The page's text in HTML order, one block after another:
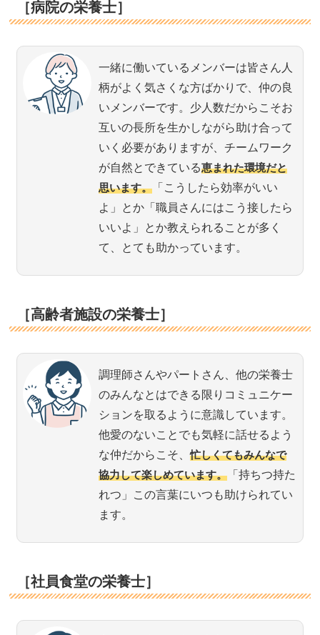
［病院の栄養士］
一緒に働いているメンバーは皆さん人
柄がよく気さくな方ばかりで、仲の良
いメンバーです。少人数だからこそお
互いの長所を生かしながら助け合って
いく必要がありますが、チームワーク
が自然とできている恵まれた環境だと
思います。 「こうしたら効率がいい
よ」とか「職員さんにはこう接したら
いいよ」とか教えられることが多く
て、とても助かっています。
［高齢者施設の栄養士］
調理師さんやパートさん、他の栄養士
のみんなとはできる限りコミュニケー
ションを取るように意識しています。
他愛のないことでも気軽に話せるよう
な仲だからこそ、忙しくてもみんなで
協力して楽しめています。 「持ちつ持た
れつ」この言葉にいつも助けられてい
ます。
［社員食堂の栄養士］